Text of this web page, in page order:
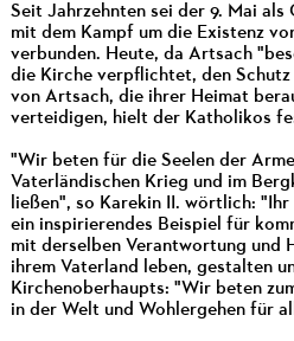
Seit Jahrzehnten sei der 9. Mai als
mit dem Kampf um die Existenz
verbunden. Heute, da Artsach
die Kirche verpflichtet, den
von Artsach, die ihrer Heimat
verteidigen, hielt der Katholikos
"Wir beten für die Seelen der
Vaterländischen Krieg und im
ließen", so Karekin II. wörtlich:
ein inspirierendes Beispiel für
mit derselben Verantwortung und
ihrem Vaterland leben, gestalten
Kirchenoberhaupts: "Wir beten
in der Welt und Wohlergehen für